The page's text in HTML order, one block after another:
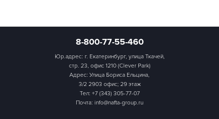
8-800-77-55-460
Юр.адрес: г. Екатеринбург, улица Ткачей,
стр. 23, офис 1210 (Clever Park)
Адрес: Улица Бориса Ельцина,
3/2 2903 офис; 29 этаж
Тел: +7 (343) 305-77-07
Почта: info@nafta-group.ru